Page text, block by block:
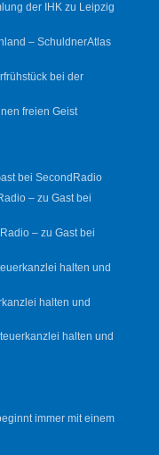
der IHK zu Leipzig
– SchuldnerAtlas
bei der
freien Geist
bei SecondRadio
– zu Gast bei
– zu Gast bei
halten und
halten und
halten und
immer mit einem